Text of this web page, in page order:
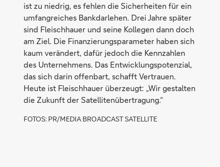
ist zu niedrig, es fehlen die Sicherheiten für ein
umfangreiches Bankdarlehen. Drei Jahre später
sind Fleischhauer und seine Kollegen dann doch
am Ziel. Die Finanzierungsparameter haben sich
kaum verändert, dafür jedoch die Kennzahlen
des Unternehmens. Das Entwicklungspotenzial,
das sich darin offenbart, schafft Vertrauen.
Heute ist Fleischhauer überzeugt: „Wir gestalten
die Zukunft der Satellitenübertragung.“
FOTOS: PR/MEDIA BROADCAST SATELLITE